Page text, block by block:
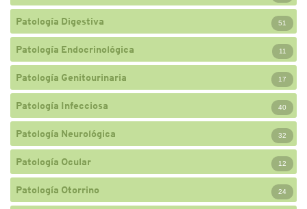
Patología Digestiva 51
Patología Endocrinológica 11
Patología Genitourinaria 17
Patología Infecciosa 40
Patología Neurológica 32
Patología Ocular 12
Patología Otorrino 24